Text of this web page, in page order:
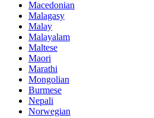
Macedonian
Malagasy
Malay
Malayalam
Maltese
Maori
Marathi
Mongolian
Burmese
Nepali
Norwegian